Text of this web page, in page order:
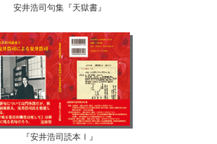
安井浩司句集『天獄書』
『安井浩司読本Ⅰ』